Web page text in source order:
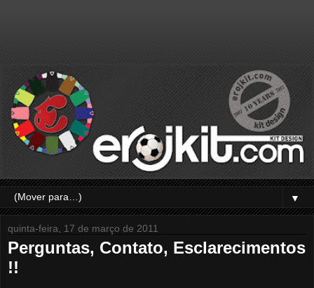
▼
quinta-feira, 17 de março de 2011
Perguntas, Contato, Esclarecimentos
!!